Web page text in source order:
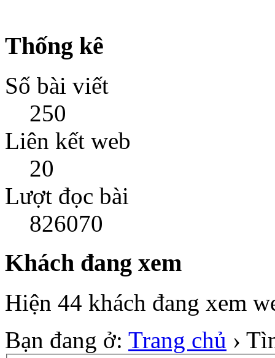
Thống kê
Số bài viết
250
Liên kết web
20
Lượt đọc bài
826070
Khách đang xem
Hiện 44 khách đang xem
Bạn đang ở: Trang chủ ›